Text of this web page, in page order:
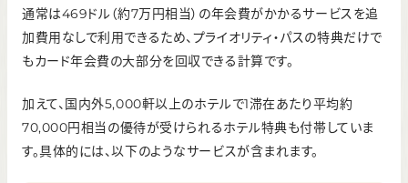
通常は469ドル（約7万円相当）の年会費がかかるサービスを追
加費用なしで利用できるため、プライオリティ・パスの特典だけで
もカード年会費の大部分を回収できる計算です。
加えて、国内外5,000軒以上のホテルで1滞在あたり平均約
70,000円相当の優待が受けられるホテル特典も付帯していま
す。具体的には、以下のようなサービスが含まれます。